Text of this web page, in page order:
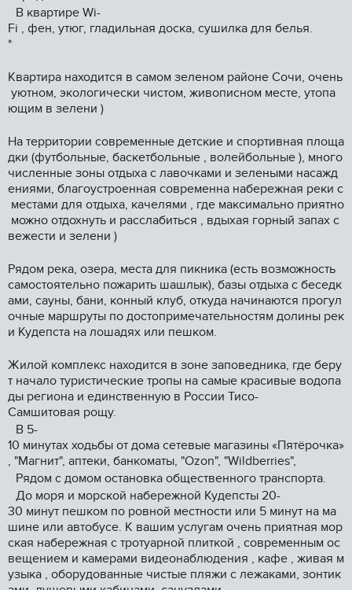
В квартире Wi-
Fi , фен, утюг, гладильная доска, сушилка для белья.
*
Квартира находится в самом зеленом районе Сочи, очень
уютном, экологически чистом, живописном месте, утопа
ющим в зелени )
На территории современные детские и спортивная площа
дки (футбольные, баскетбольные , волейбольные ), много
численные зоны отдыха с лавочками и зелеными насажд
ениями, благоустроенная современна набережная реки с
местами для отдыха, качелями , где максимально приятно
можно отдохнуть и расслабиться , вдыхая горный запах с
вежести и зелени )
Рядом река, озера, места для пикника (есть возможность
самостоятельно пожарить шашлык), базы отдыха с беседк
ами, сауны, бани, конный клуб, откуда начинаются прогул
очные маршруты по достопримечательностям долины рек
и Кудепста на лошадях или пешком.
Жилой комплекс находится в зоне заповедника, где беру
т начало туристические тропы на самые красивые водопа
ды региона и единственную в России Тисо-
Самшитовая рощу.
В 5-
10 минутах ходьбы от дома сетевые магазины «Пятёрочка»
, "Магнит", аптеки, банкоматы, "Оzоn", "Wildbеrriеs",
Рядом с домом остановка общественного транспорта.
️До моря и морской набережной Кудепсты 20-
30 минут пешком по ровной местности или 5 минут на ма
шине или автобусе. К вашим услугам очень приятная мор
ская набережная с тротуарной плиткой , современным ос
вещением и камерами видеонаблюдения , кафе , живая м
узыка , оборудованные чистые пляжи с лежаками, зонтик